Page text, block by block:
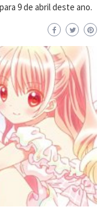
9 de abril deste ano.